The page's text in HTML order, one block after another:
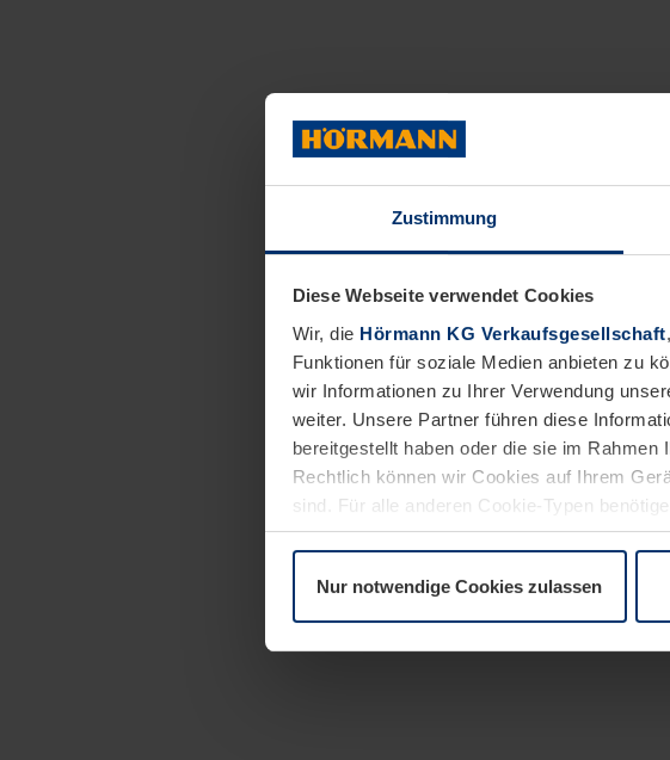
Zustimmung
Diese Webseite verwendet Cookies
Wir, die Hörmann KG Verkaufsgesellschaft
Funktionen für soziale Medien anbieten zu
wir Informationen zu Ihrer Verwendung
weiter. Unsere Partner führen diese
bereitgestellt haben oder die sie im
Rechtlich können wir Cookies auf Ihrem
sind. Für alle anderen Cookie-Typen
Erläuterung auf der Seite
Nur notwendige Cookies zulassen